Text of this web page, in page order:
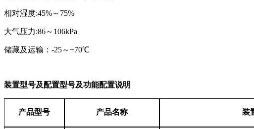
相对湿度:45%～75%
大气压力:86～106kPa
储藏及运输： -25～+70℃
装置型号及配置型号及功能配置说明
产品型号 产品名称 装